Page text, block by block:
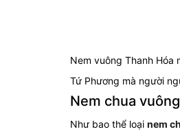
Nem vuông Thanh Hóa
Tứ Phương mà người
Nem chua
Như bao thể loại nem